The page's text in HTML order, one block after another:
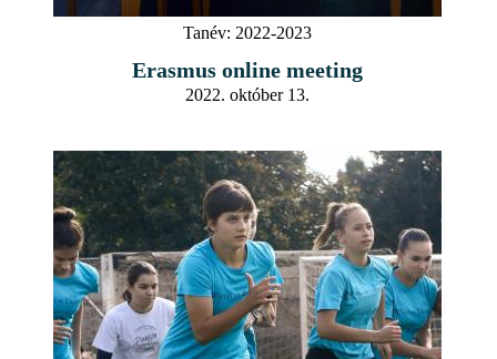
Tanév: 2022-2023
Erasmus online meeting
2022. október 13.